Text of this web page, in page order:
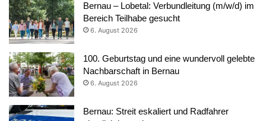
Bernau – Lobetal: Verbundleitung (m/w/d) im
Bereich Teilhabe gesucht
6. August 2026
100. Geburtstag und eine wundervoll gelebte
Nachbarschaft in Bernau
6. August 2026
Bernau: Streit eskaliert und Radfahrer